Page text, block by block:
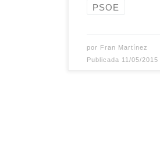
PSOE
por Fran Martínez
Publicada 11/05/2015